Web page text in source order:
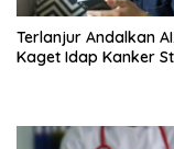
Terlanjur Andalkan
Kaget Idap Kanker